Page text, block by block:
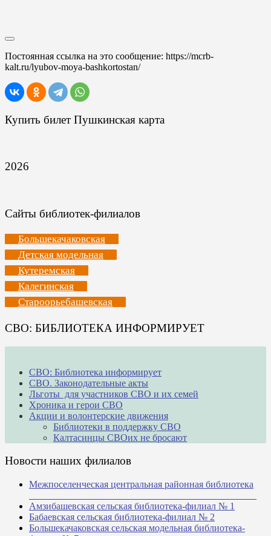
Постоянная ссылка на это сообщение: https://mcrb-
kalt.ru/lyubov-moya-bashkortostan/
Купить билет Пушкинская карта
2026
Сайты библиотек-филиалов
Большекачаковская
Детская модельная
Кутеремская
Калегинская
Староорьебашевская
СВО: БИБЛИОТЕКА ИНФОРМИРУЕТ
СВО: Библиотека информирует
СВО. Законодательные акты
Льготы для участников СВО и их семей
Хроника и герои СВО
Акции и волонтерские движения
Библиотеки в поддержку СВО
Калтасинцы СВОих не бросают
Новости наших филиалов
Межпоселенческая центральная районная библиотека
Амзибашевская сельская библиотека-филиал № 1
Бабаевская сельская библиотека-филиал № 2
Большекачаковская сельская модельная библиотека-